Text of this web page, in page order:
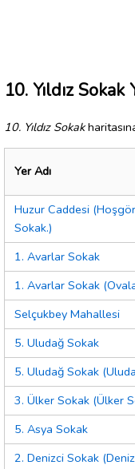
10. Yıldız Sokak
10. Yıldız Sokak
Yer Adı
Huzur Caddesi
Sokak.)
1. Avarlar Sokak
1. Avarlar Sokak
Selçukbey Mahallesi
5. Uludağ Sokak
5. Uludağ Sokak
3. Ülker Sokak (Ülker
5. Asya Sokak
2. Denizci Sokak